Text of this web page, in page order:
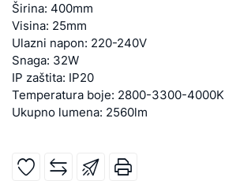
Širina: 400mm
Visina: 25mm
Ulazni napon: 220-240V
Snaga: 32W
IP zaštita: IP20
Temperatura boje: 2800-3300-4000K
Ukupno lumena: 2560lm